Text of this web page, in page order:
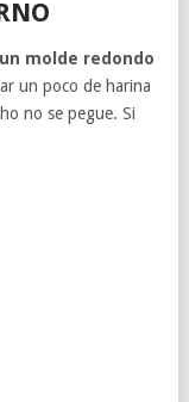
molde redondo
un poco de harina
no se pegue. Si